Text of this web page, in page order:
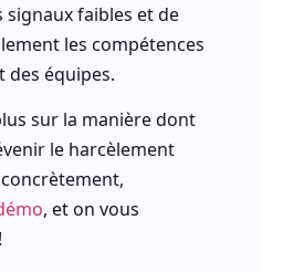
signaux faibles et de
les compétences
des équipes.
sur la manière dont
le harcèlement
, et on vous